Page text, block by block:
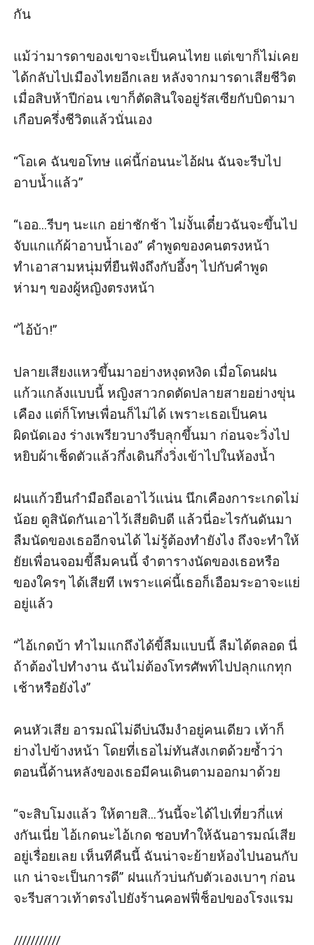
กัน
แม้ว่ามารดาของเขาจะเป็นคนไทย แต่เขาก็ไม่เคย
ได้กลับไปเมืองไทยอีกเลย หลังจากมารดาเสียชีวิต
เมื่อสิบห้าปีก่อน เขาก็ตัดสินใจอยู่รัสเซียกับบิดามา
เกือบครึ่งชีวิตแล้วนั่นเอง
“โอเค ฉันขอโทษ แค่นี้ก่อนนะไอ้ฝน ฉันจะรีบไป
อาบน้ำแล้ว”
“เออ...รีบๆ นะแก อย่าชักช้า ไม่งั้นเดี๋ยวฉันจะขึ้นไป
จับแกแก้ผ้าอาบน้ำเอง” คำพูดของคนตรงหน้า
ทำเอาสามหนุ่มที่ยืนฟังถึงกับอึ้งๆ ไปกับคำพูด
ห่ามๆ ของผู้หญิงตรงหน้า
“ไอ้บ้า!”
ปลายเสียงแหวขึ้นมาอย่างหงุดหงิด เมื่อโดนฝน
แก้วแกล้งแบบนี้ หญิงสาวกดตัดปลายสายอย่างขุ่น
เคือง แต่ก็โทษเพื่อนก็ไม่ได้ เพราะเธอเป็นคน
ผิดนัดเอง ร่างเพรียวบางรีบลุกขึ้นมา ก่อนจะวิ่งไป
หยิบผ้าเช็ดตัวแล้วกึ่งเดินกึ่งวิ่งเข้าไปในห้องน้ำ
ฝนแก้วยืนกำมือถือเอาไว้แน่น นึกเคืองการะเกดไม่
น้อย ดูสินัดกันเอาไว้เสียดิบดี แล้วนี่อะไรกันดันมา
ลืมนัดของเธออีกจนได้ ไม่รู้ต้องทำยังไง ถึงจะทำให้
ยัยเพื่อนจอมขี้ลืมคนนี้ จำตารางนัดของเธอหรือ
ของใครๆ ได้เสียที เพราะแค่นี้เธอก็เอือมระอาจะแย่
อยู่แล้ว
“ไอ้เกดบ้า ทำไมแกถึงได้ขี้ลืมแบบนี้ ลืมได้ตลอด นี่
ถ้าต้องไปทำงาน ฉันไม่ต้องโทรศัพท์ไปปลุกแกทุก
เช้าหรือยังไง”
คนหัวเสีย อารมณ์ไม่ดีบ่นงึมงำอยู่คนเดียว เท้าก็
ย่างไปข้างหน้า โดยที่เธอไม่ทันสังเกตด้วยซ้ำว่า
ตอนนี้ด้านหลังของเธอมีคนเดินตามออกมาด้วย
“จะสิบโมงแล้ว ให้ตายสิ...วันนี้จะได้ไปเที่ยวกี่แห่
งกันเนี่ย ไอ้เกดนะไอ้เกด ชอบทำให้ฉันอารมณ์เสีย
อยู่เรื่อยเลย เห็นทีคืนนี้ ฉันน่าจะย้ายห้องไปนอนกับ
แก น่าจะเป็นการดี” ฝนแก้วบ่นกับตัวเองเบาๆ ก่อน
จะรีบสาวเท้าตรงไปยังร้านคอฟฟี่ช็อปของโรงแรม
///////////